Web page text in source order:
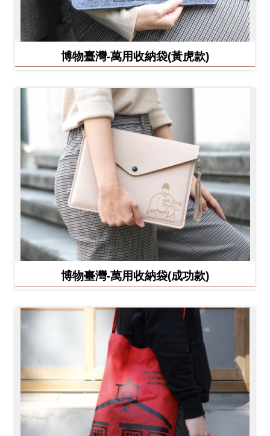
博物臺灣-萬用收納袋(黃虎款)
博物臺灣-萬用收納袋(成功款)